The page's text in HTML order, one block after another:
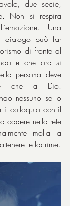
Non si respira
Una
dialogo può far
di fronte al
e che ora si
persona deve
che a Dio.
nessuno se lo
il colloquio con il
cadere nella rete
molla la
le lacrime.